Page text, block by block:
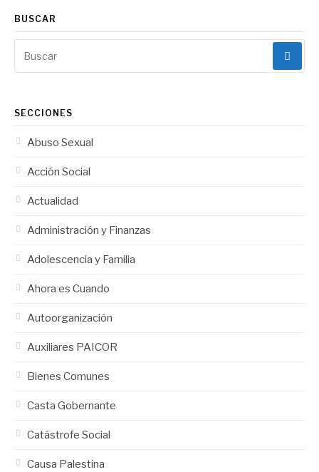
BUSCAR
SECCIONES
Abuso Sexual
Acción Social
Actualidad
Administración y Finanzas
Adolescencia y Familia
Ahora es Cuando
Autoorganización
Auxiliares PAICOR
Bienes Comunes
Casta Gobernante
Catástrofe Social
Causa Palestina